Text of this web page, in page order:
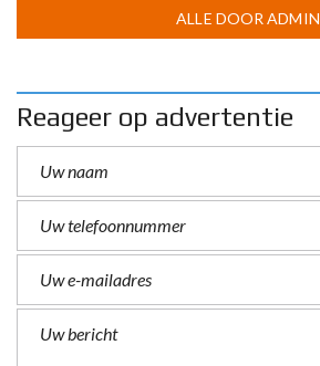
ALLE DOOR ADMIN
Reageer op advertentie